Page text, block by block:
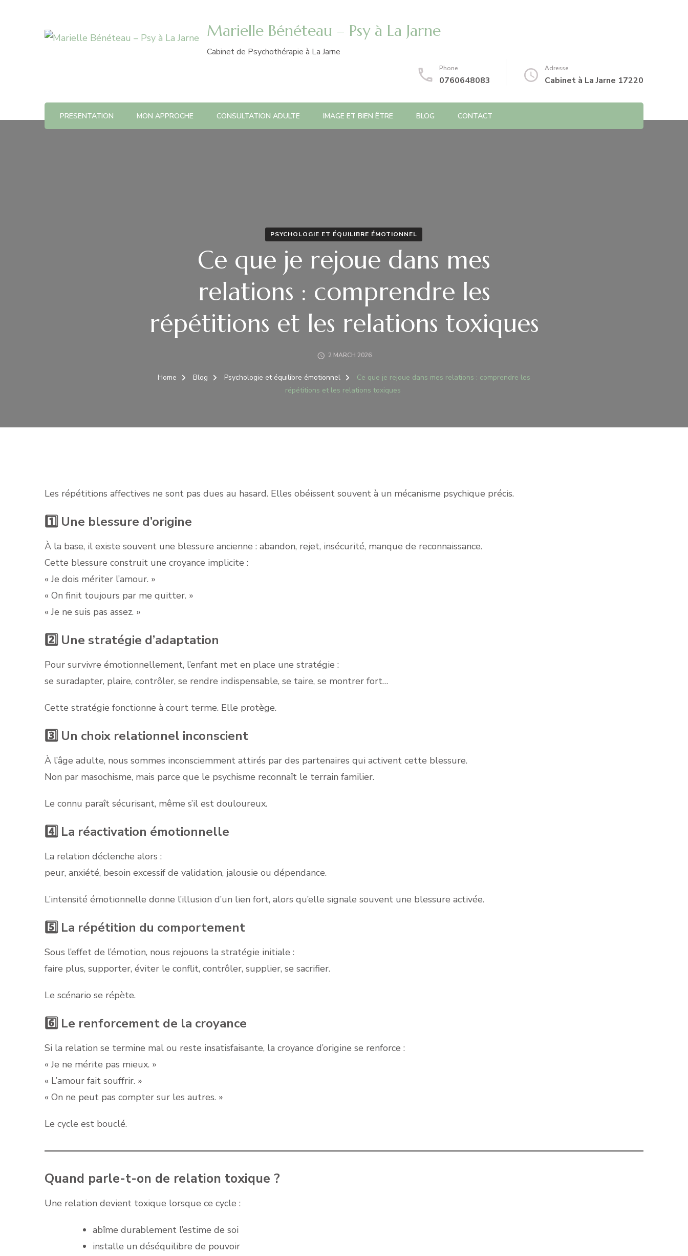
Marielle Bénéteau – Psy à La Jarne
Cabinet de Psychothérapie à La Jarne
Phone
0760648083
Adresse
Cabinet à La Jarne 17220
PRESENTATION MON APPROCHE CONSULTATION ADULTE IMAGE ET BIEN ÊTRE BLOG CONTACT
PSYCHOLOGIE ET ÉQUILIBRE ÉMOTIONNEL
Ce que je rejoue dans mes
relations : comprendre les
répétitions et les relations toxiques
2 MARCH 2026
Home Blog Psychologie et équilibre émotionnel
Ce que je rejoue dans mes relations : comprendre les
répétitions et les relations toxiques
Les répétitions affectives ne sont pas dues au hasard. Elles obéissent souvent à un mécanisme psychique précis.
1️⃣ Une blessure d’origine
À la base, il existe souvent une blessure ancienne : abandon, rejet, insécurité, manque de reconnaissance.
Cette blessure construit une croyance implicite :
« Je dois mériter l’amour. »
« On finit toujours par me quitter. »
« Je ne suis pas assez. »
2️⃣ Une stratégie d’adaptation
Pour survivre émotionnellement, l’enfant met en place une stratégie :
se suradapter, plaire, contrôler, se rendre indispensable, se taire, se montrer fort…
Cette stratégie fonctionne à court terme. Elle protège.
3️⃣ Un choix relationnel inconscient
À l’âge adulte, nous sommes inconsciemment attirés par des partenaires qui activent cette blessure.
Non par masochisme, mais parce que le psychisme reconnaît le terrain familier.
Le connu paraît sécurisant, même s’il est douloureux.
4️⃣ La réactivation émotionnelle
La relation déclenche alors :
peur, anxiété, besoin excessif de validation, jalousie ou dépendance.
L’intensité émotionnelle donne l’illusion d’un lien fort, alors qu’elle signale souvent une blessure activée.
5️⃣ La répétition du comportement
Sous l’effet de l’émotion, nous rejouons la stratégie initiale :
faire plus, supporter, éviter le conflit, contrôler, supplier, se sacrifier.
Le scénario se répète.
6️⃣ Le renforcement de la croyance
Si la relation se termine mal ou reste insatisfaisante, la croyance d’origine se renforce :
« Je ne mérite pas mieux. »
« L’amour fait souffrir. »
« On ne peut pas compter sur les autres. »
Le cycle est bouclé.
Quand parle-t-on de relation toxique ?
Une relation devient toxique lorsque ce cycle :
abîme durablement l’estime de soi
installe un déséquilibre de pouvoir